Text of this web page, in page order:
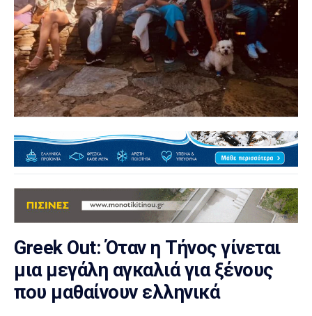
Greek Out: Όταν η Τήνος γίνεται
μια μεγάλη αγκαλιά για ξένους
που μαθαίνουν ελληνικά